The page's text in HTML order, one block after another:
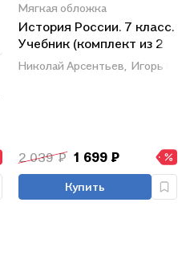
Мягкая обложка
История России. 7 класс.
Учебник (комплект из 2
книг)
Николай Арсентьев, Игорь
2 039 ₽ 1 699 ₽
Купить